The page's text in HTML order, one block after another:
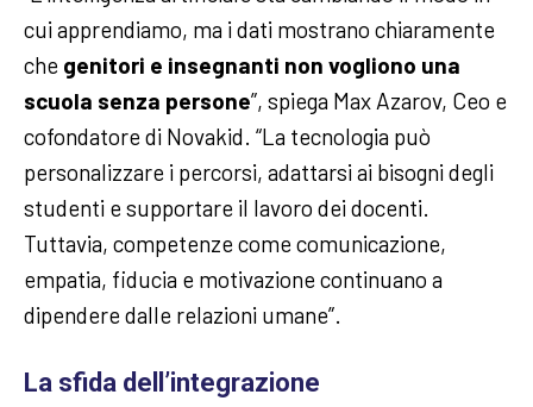
cui apprendiamo, ma i dati mostrano chiaramente
che genitori e insegnanti non vogliono una
scuola senza persone”, spiega Max Azarov, Ceo e
cofondatore di Novakid. “La tecnologia può
personalizzare i percorsi, adattarsi ai bisogni degli
studenti e supportare il lavoro dei docenti.
Tuttavia, competenze come comunicazione,
empatia, fiducia e motivazione continuano a
dipendere dalle relazioni umane”.
La sfida dell’integrazione